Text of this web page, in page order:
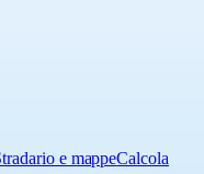
e mappeCalcola